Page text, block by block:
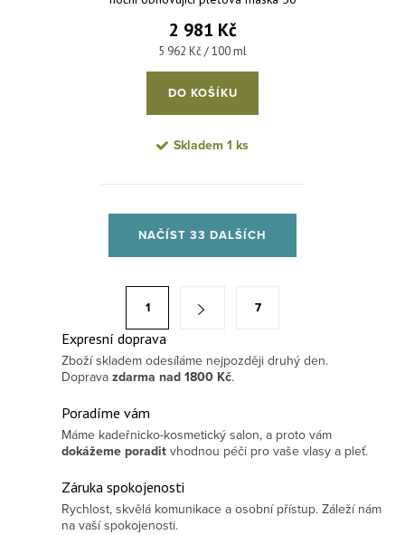
2 981 Kč
Měrná cena:
5 962 Kč / 100 ml
DO KOŠÍKU
Skladem 1 ks
Ovládací prvky výpisuNAČÍST 33 DALŠÍCH
1 7
Expresní doprava
Zboží skladem odesíláme nejpozději druhý den.
Doprava zdarma nad 1800 Kč.
Poradíme vám
Máme kadeřnicko-kosmetický salon, a proto vám
dokážeme poradit vhodnou péči pro vaše vlasy a pleť.
Záruka spokojenosti
Rychlost, skvělá komunikace a osobní přístup. Záleží nám
na vaší spokojenosti.